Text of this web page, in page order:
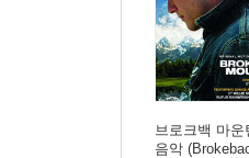
브로크백 마운
음악